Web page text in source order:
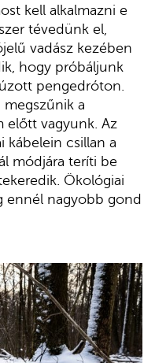
kell alkalmazni e
tévedünk el,
vadász kezében
hogy próbáljunk
pengedróton.
a
előtt vagyunk. Az
kábelein csillan a
módjára teríti be
Ökológiai
ennél nagyobb gond